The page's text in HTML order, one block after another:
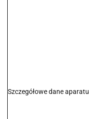
Szczegółowe dane aparatu